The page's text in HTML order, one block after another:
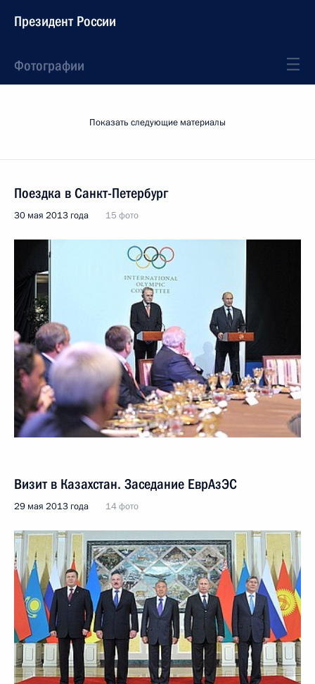
Президент России
Фотографии
Показать следующие материалы
Поездка в Санкт-Петербург
30 мая 2013 года 15 фото
Визит в Казахстан. Заседание ЕврАзЭС
29 мая 2013 года 14 фото